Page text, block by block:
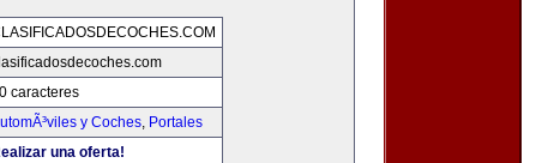
caracteres
y Coches, Portales
una oferta!